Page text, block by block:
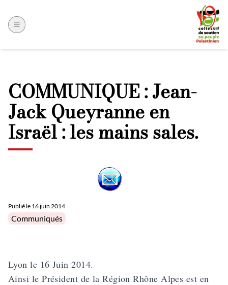
COMMUNIQUE : Jean-
Jack Queyranne en
Israël : les mains sales.
Publié le 16 juin 2014
Posted in
Communiqués
Lyon le 16 Juin 2014.
Ainsi le Président de la Région Rhône Alpes est en